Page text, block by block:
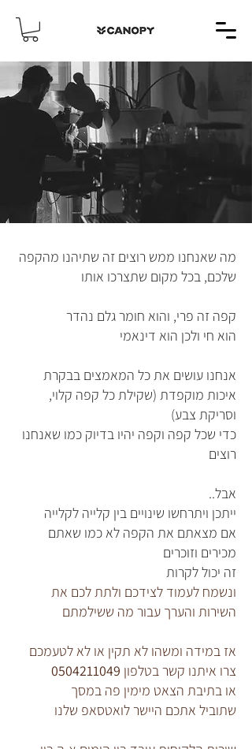
מה שאנחנו ממש רוצים זה שתיהנו מהקפה
שלכם, בכל מקום שתצרכו אותו
קפה זה פרי, והוא חומר גלם נהדר
הוא חי ולכן הוא דינאמי
אנחנו עושים את כל המאמצים בבקרת
איכות מוקפדת (שקילת כל קפה קלוי,
וסריקת צבע)
כדי שכל קפה וקפה יהיו בדיוק כמו שאנחנו
רוצים
אבל..
ייתכן ויתרחשו שינויים בין קלייה לקלייה
אם מצאתם את הקפה לא כמו שאתם
מכירים וזוכרים
זה יכול לקרות
ונשמח לעמוד לצידכם ולתת לכם את
השירות והערך עבור מה ששילמתם
אז במידה ומשהו לא תקין או לא לטעמכם
צרו איתנו קשר בטלפון 0504211049
או בתיבת הצאט מימין פה במסך
שתוביל אתכם היישר לואטסאפ שלנו